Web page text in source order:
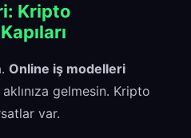
Kripto
Online iş modelleri
gelmesin. Kripto
var.